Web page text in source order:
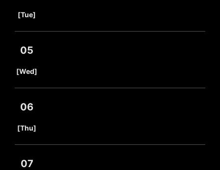
[Tue]
05
[Wed]
06
[Thu]
07